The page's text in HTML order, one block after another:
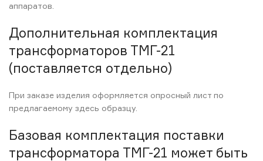
аппаратов.
Дополнительная комплектация
трансформаторов ТМГ-21
(поставляется отдельно)
При заказе изделия оформляется опросный лист по
предлагаемому здесь образцу.
Базовая комплектация поставки
трансформатора ТМГ-21 может быть